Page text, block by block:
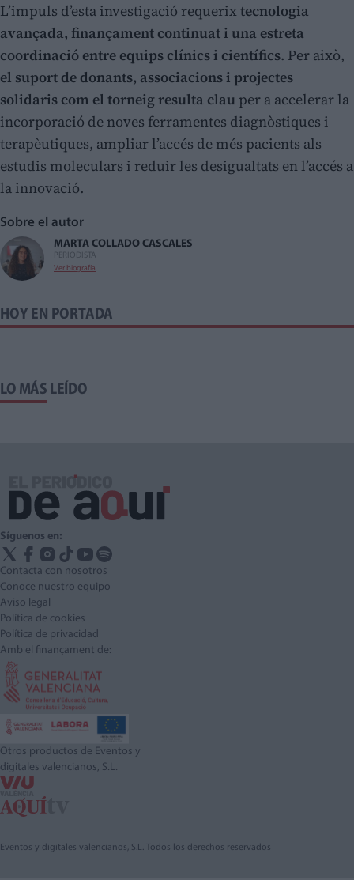
L’impuls d’esta investigació requerixtecnologia
avançada, finançament continuat i una estreta
coordinació entre equips clínics i científics. Per això,
el suport de donants, associacions i projectes
solidaris com el torneig resulta clau per a accelerar la
incorporació de noves ferramentes diagnòstiques i
terapèutiques, ampliar l’accés de més pacients als
estudis moleculars i reduir les desigualtats en l’accés a
la innovació.
Sobre el autor
MARTA COLLADO CASCALES
PERIODISTA
Ver biografía
HOY EN PORTADA
LO MÁS LEÍDO
Síguenos en:
Contacta con nosotros
Conoce nuestro equipo
Aviso legal
Política de cookies
Política de privacidad
Amb el finançament de:
Otros productos de Eventos y
digitales valencianos, S.L.
Eventos y digitales valencianos, S.L. Todos los derechos reservados